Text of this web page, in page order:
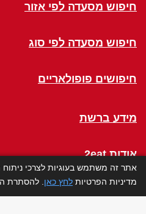
חיפוש מסעדה לפי אזור
חיפוש מסעדה לפי סוג
חיפושים פופולאריים
מידע ברשת
אודות 2eat
אתר זה משתמש בעוגיות לצרכי ניתוח
מדיניות הפרטיות לחץ כאן . להסתרת